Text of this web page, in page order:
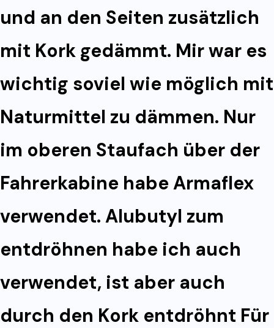
und an den Seiten zusätzlich
mit Kork gedämmt. Mir war es
wichtig soviel wie möglich mit
Naturmittel zu dämmen. Nur
im oberen Staufach über der
Fahrerkabine habe Armaflex
verwendet. Alubutyl zum
entdröhnen habe ich auch
verwendet, ist aber auch
durch den Kork entdröhnt Für